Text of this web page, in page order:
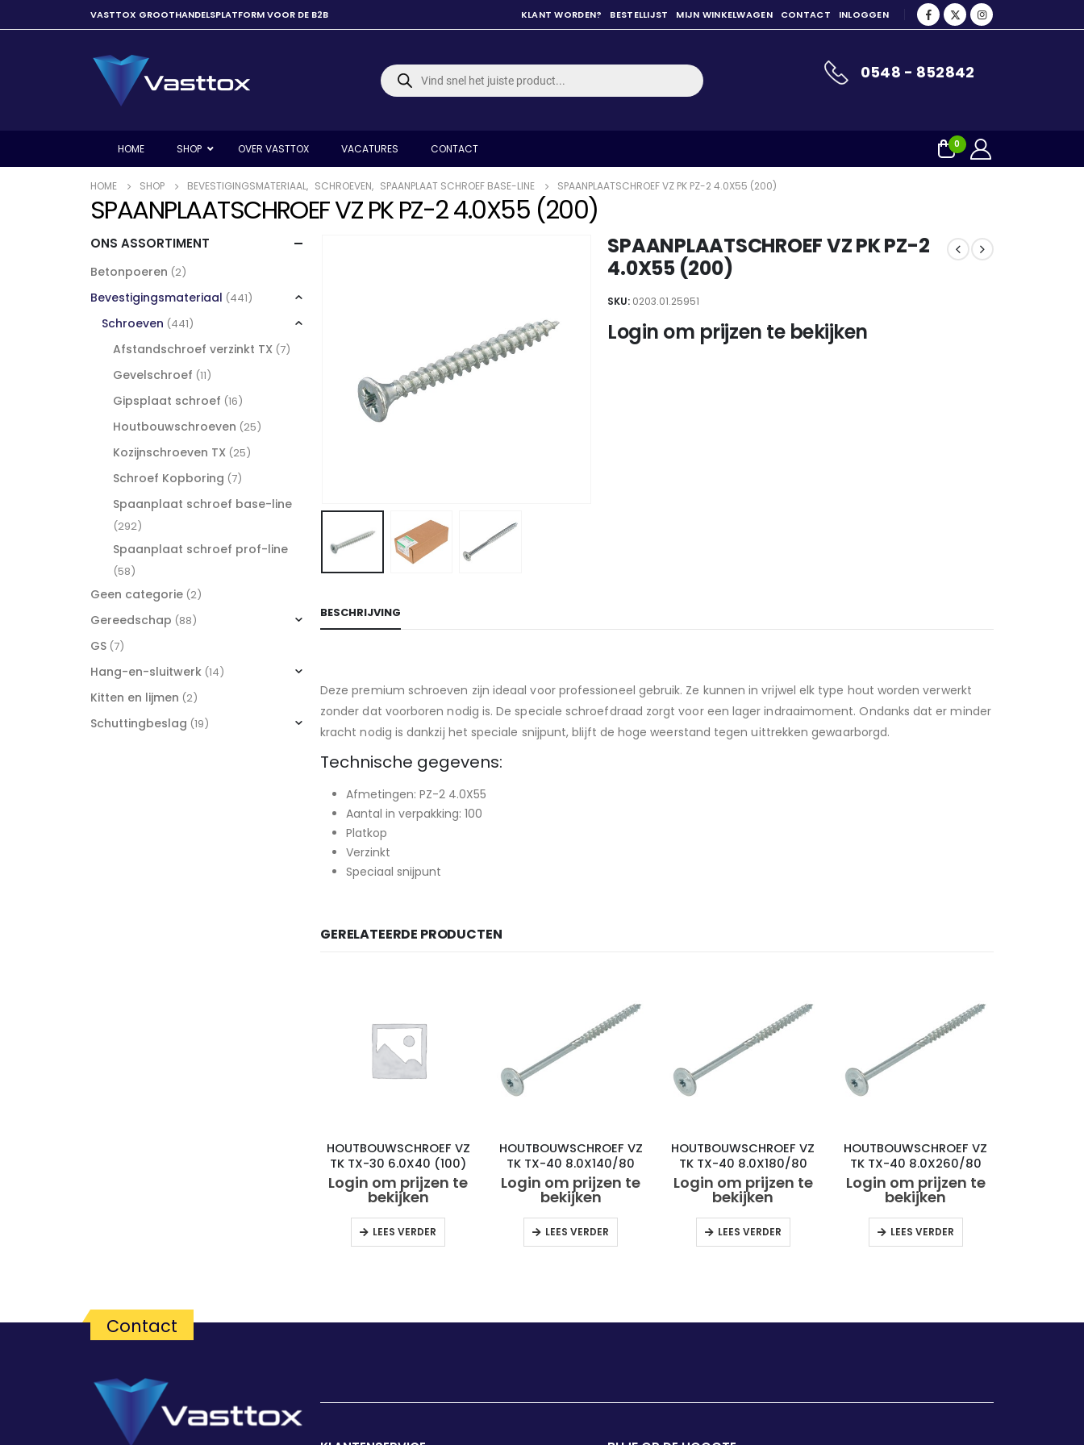
VASTTOX GROOTHANDELSPLATFORM VOOR DE B2B KLANT WORDEN? BESTELLIJST MIJN WINKELWAGEN CONTACT INLOGGEN
Producten
zoeken 0548 - 852842
HOME SHOP OVER VASTTOX VACATURES CONTACT 0
HOME SHOP BEVESTIGINGSMATERIAAL, SCHROEVEN, SPAANPLAAT SCHROEF BASE-LINE SPAANPLAATSCHROEF VZ PK PZ-2 4.0X55 (200)
SPAANPLAATSCHROEF VZ PK PZ-2 4.0X55 (200)
SPAANPLAATSCHROEF VZ PK PZ-2
4.0X55 (200)
SKU: 0203.01.25951
Login om prijzen te bekijken
BESCHRIJVING
Deze premium schroeven zijn ideaal voor professioneel gebruik. Ze kunnen in vrijwel elk type hout worden verwerkt
zonder dat voorboren nodig is. De speciale schroefdraad zorgt voor een lager indraaimoment. Ondanks dat er minder
kracht nodig is dankzij het speciale snijpunt, blijft de hoge weerstand tegen uittrekken gewaarborgd.
Technische gegevens:
Afmetingen: PZ-2 4.0X55
Aantal in verpakking: 100
Platkop
Verzinkt
Speciaal snijpunt
GERELATEERDE PRODUCTEN
HOUTBOUWSCHROEF VZ
TK TX-30 6.0X40 (100)
Login om prijzen te
bekijken
LEES VERDER
HOUTBOUWSCHROEF VZ
TK TX-40 8.0X140/80
(50)
Login om prijzen te
bekijken
LEES VERDER
HOUTBOUWSCHROEF VZ
TK TX-40 8.0X180/80
(50)
Login om prijzen te
bekijken
LEES VERDER
HOUTBOUWSCHROEF VZ
TK TX-40 8.0X260/80
(50)
Login om prijzen te
bekijken
LEES VERDER
ONS ASSORTIMENT
Betonpoeren (2)
Bevestigingsmateriaal (441)
Schroeven (441)
Afstandschroef verzinkt TX (7)
Gevelschroef (11)
Gipsplaat schroef (16)
Houtbouwschroeven (25)
Kozijnschroeven TX (25)
Schroef Kopboring (7)
Spaanplaat schroef base-line
(292)
Spaanplaat schroef prof-line
(58)
Geen categorie (2)
Gereedschap (88)
GS (7)
Hang-en-sluitwerk (14)
Kitten en lijmen (2)
Schuttingbeslag (19)
Contact